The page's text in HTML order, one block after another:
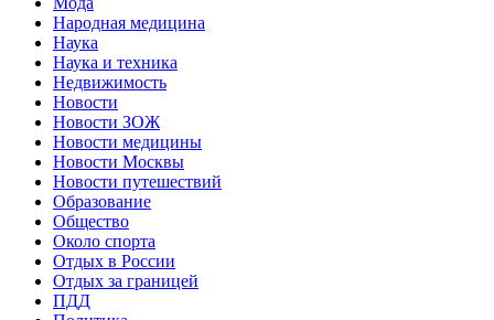
Народная медицина
Наука
Наука и техника
Недвижимость
Новости
Новости ЗОЖ
Новости медицины
Новости Москвы
Новости путешествий
Образование
Общество
Около спорта
Отдых в России
Отдых за границей
ПДД